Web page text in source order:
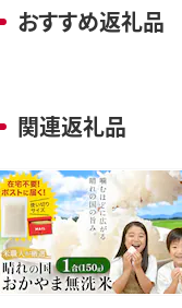
おすすめ返礼品
関連返礼品